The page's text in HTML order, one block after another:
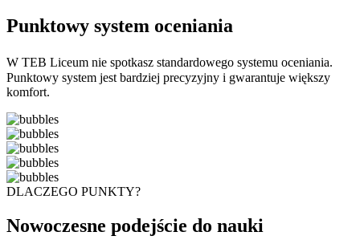
Punktowy system oceniania
W TEB Liceum nie spotkasz standardowego systemu oceniania.
Punktowy system jest bardziej precyzyjny i gwarantuje większy
komfort.
DLACZEGO PUNKTY?
Nowoczesne podejście do nauki